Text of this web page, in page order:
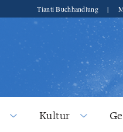
Tianti Buchhandlung |
Kultur